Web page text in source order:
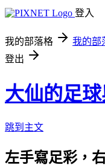
登入
我的部落格 我的部
登出
大仙的足
跳到主文
左手寫足彩，